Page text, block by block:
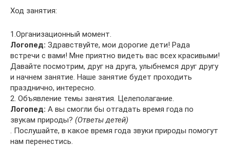
Ход занятия:
1.Организационный момент.
Логопед: Здравствуйте, мои дорогие дети! Рада
встречи с вами! Мне приятно видеть вас всех красивыми!
Давайте посмотрим, друг на друга, улыбнемся друг другу
и начнем занятие. Наше занятие будет проходить
празднично, интересно.
2. Объявление темы занятия. Целеполагание.
Логопед: А вы смогли бы отгадать время года по
звукам природы? (Ответы детей)
. Послушайте, в какое время года звуки природы помогут
нам перенестись.